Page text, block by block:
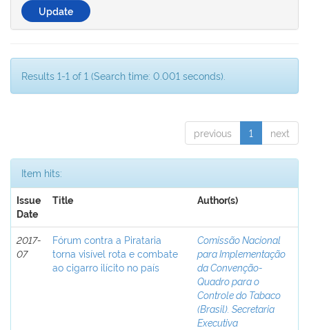
Results 1-1 of 1 (Search time: 0.001 seconds).
previous 1 next
Item hits:
Issue
Date
Title Author(s)
2017-
07
Fórum contra a Pirataria
torna visível rota e combate
ao cigarro ilícito no país
Comissão Nacional
para Implementação
da Convenção-
Quadro para o
Controle do Tabaco
(Brasil). Secretaria
Executiva